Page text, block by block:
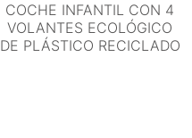
COCHE INFANTIL CON 4
VOLANTES ECOLÓGICO
DE PLÁSTICO RECICLADO